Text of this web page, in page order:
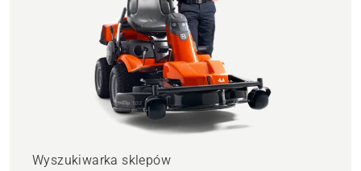
Wyszukiwarka sklepów